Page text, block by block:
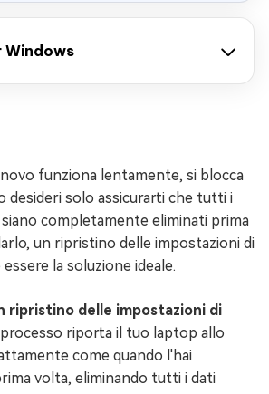
Windows
funziona lentamente, si blocca
desideri solo assicurarti che tutti i
completamente eliminati prima
un ripristino delle impostazioni di
la soluzione ideale.
ripristino delle impostazioni di
riporta il tuo laptop allo
come quando l'hai
volta, eliminando tutti i dati